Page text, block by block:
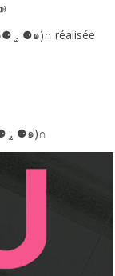
⚈ ․̫ ⚈๑)∩ réalisée
․̫ ⚈๑)∩